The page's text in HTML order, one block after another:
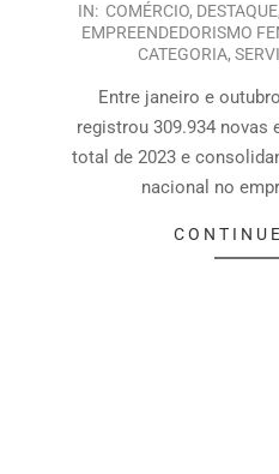
IN: COMÉRCIO, DESTAQUE
EMPREENDEDORISMO
CATEGORIA,
Entre janeiro e
registrou 309.934 novas
total de 2023 e
nacional no